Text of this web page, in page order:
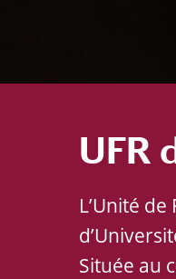
UFR
L’Unité
Située au